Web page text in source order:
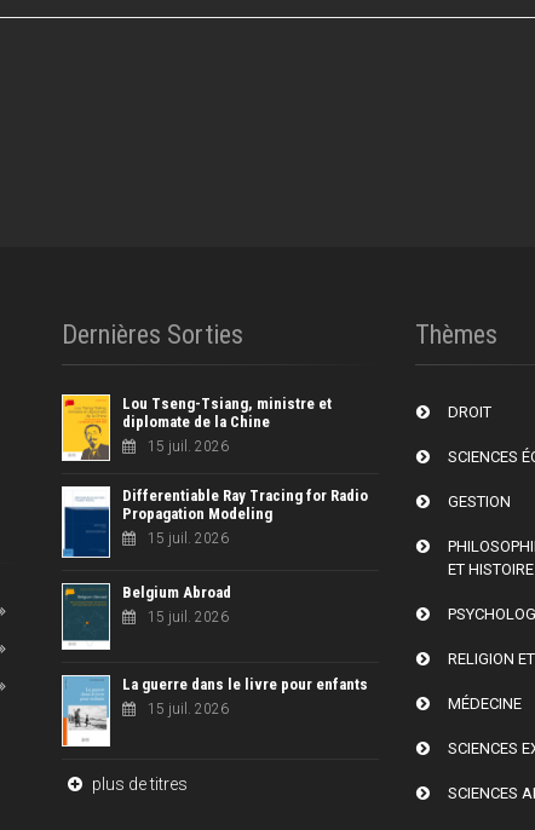
Dernières Sorties
Lou Tseng-Tsiang, ministre et
diplomate de la Chine
15 juil. 2026
Differentiable Ray Tracing for Radio
Propagation Modeling
15 juil. 2026
Belgium Abroad
15 juil. 2026
La guerre dans le livre pour enfants
15 juil. 2026
plus de titres
Thèmes
DROIT
SCIENCES
GESTION
ET HISTOIRE
RELIGION
MÉDECINE
SCIENCES
SCIENCES